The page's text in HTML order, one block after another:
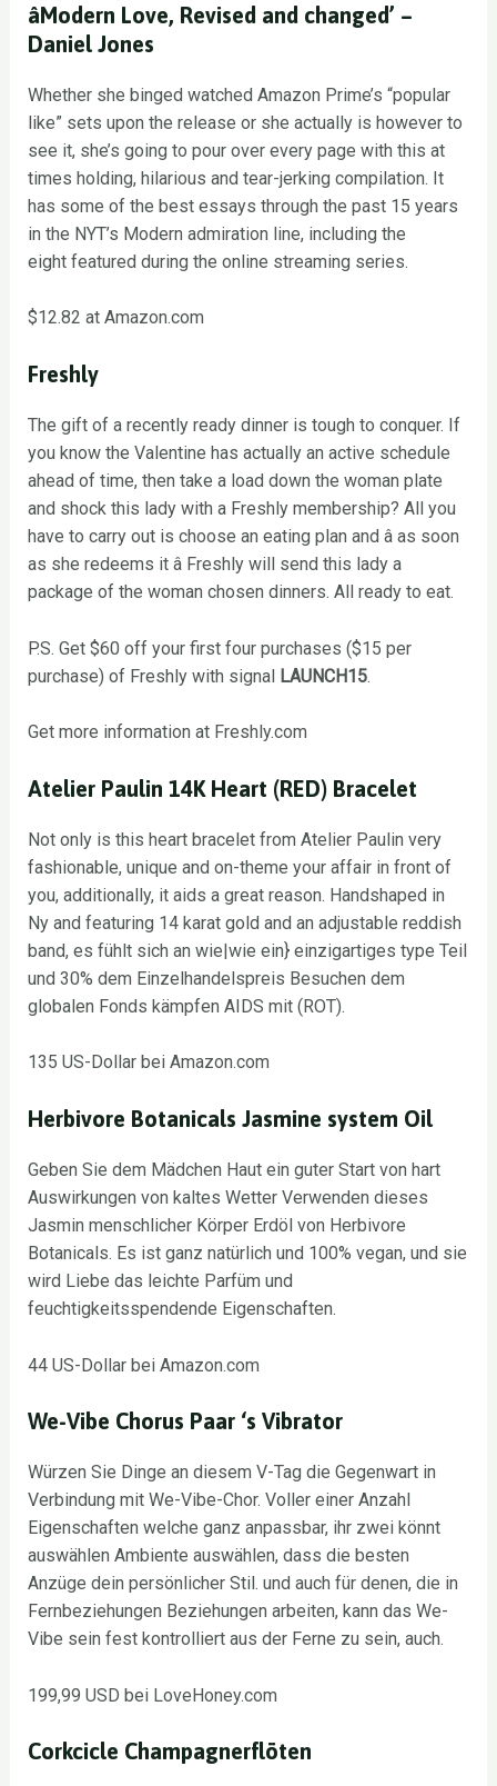
âModern Love, Revised and changed’ –
Daniel Jones
Whether she binged watched Amazon Prime’s “popular
like” sets upon the release or she actually is however to
see it, she’s going to pour over every page with this at
times holding, hilarious and tear-jerking compilation. It
has some of the best essays through the past 15 years
in the NYT’s Modern admiration line, including the
eight featured during the online streaming series.
$12.82 at Amazon.com
Freshly
The gift of a recently ready dinner is tough to conquer. If
you know the Valentine has actually an active schedule
ahead of time, then take a load down the woman plate
and shock this lady with a Freshly membership? All you
have to carry out is choose an eating plan and â as soon
as she redeems it â Freshly will send this lady a
package of the woman chosen dinners. All ready to eat.
P.S. Get $60 off your first four purchases ($15 per
purchase) of Freshly with signal LAUNCH15.
Get more information at Freshly.com
Atelier Paulin 14K Heart (RED) Bracelet
Not only is this heart bracelet from Atelier Paulin very
fashionable, unique and on-theme your affair in front of
you, additionally, it aids a great reason. Handshaped in
Ny and featuring 14 karat gold and an adjustable reddish
band, es fühlt sich an wie|wie ein} einzigartiges type Teil
und 30% dem Einzelhandelspreis Besuchen dem
globalen Fonds kämpfen AIDS mit (ROT).
135 US-Dollar bei Amazon.com
Herbivore Botanicals Jasmine system Oil
Geben Sie dem Mädchen Haut ein guter Start von hart
Auswirkungen von kaltes Wetter Verwenden dieses
Jasmin menschlicher Körper Erdöl von Herbivore
Botanicals. Es ist ganz natürlich und 100% vegan, und sie
wird Liebe das leichte Parfüm und
feuchtigkeitsspendende Eigenschaften.
44 US-Dollar bei Amazon.com
We-Vibe Chorus Paar ‘s Vibrator
Würzen Sie Dinge an diesem V-Tag die Gegenwart in
Verbindung mit We-Vibe-Chor. Voller einer Anzahl
Eigenschaften welche ganz anpassbar, ihr zwei könnt
auswählen Ambiente auswählen, dass die besten
Anzüge dein persönlicher Stil. und auch für denen, die in
Fernbeziehungen Beziehungen arbeiten, kann das We-
Vibe sein fest kontrolliert aus der Ferne zu sein, auch.
199,99 USD bei LoveHoney.com
Corkcicle Champagnerflöten